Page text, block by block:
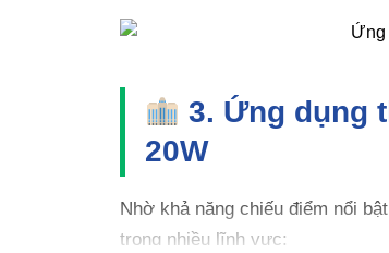
3. Ứng dụng
20W
Nhờ khả năng chiếu điểm nổi
trong nhiều lĩnh vực: